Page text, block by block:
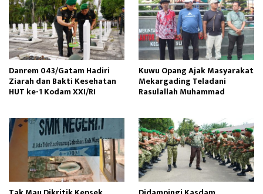
Danrem 043/Gatam Hadiri
Ziarah dan Bakti Kesehatan
HUT ke-1 Kodam XXI/RI
Kuwu Opang Ajak Masyarakat
Mekargading Teladani
Rasulallah Muhammad